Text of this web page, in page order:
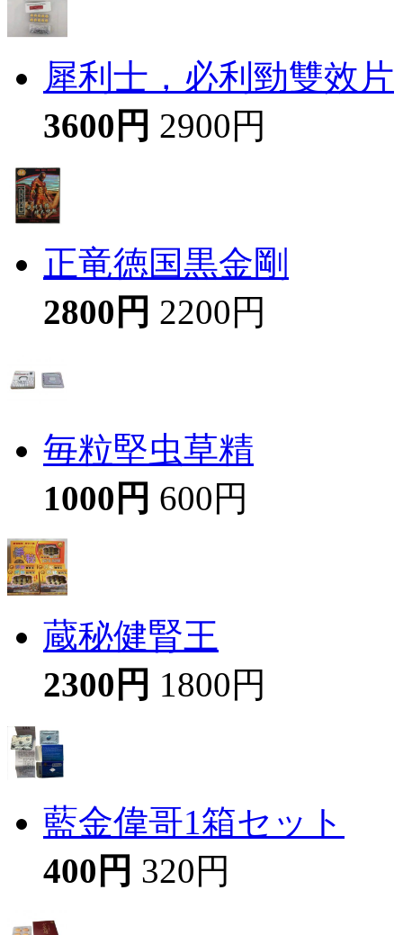
犀利士，必利勁雙效片
3600円 2900円
正竜徳国黒金剛
2800円 2200円
毎粒堅虫草精
1000円 600円
蔵秘健腎王
2300円 1800円
藍金偉哥1箱セット
400円 320円